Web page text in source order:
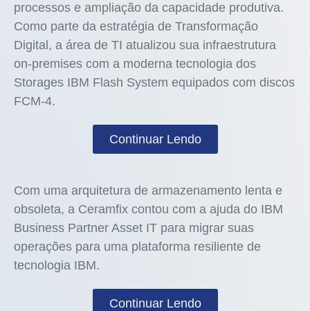
processos e ampliação da capacidade produtiva.
Como parte da estratégia de Transformação
Digital, a área de TI atualizou sua infraestrutura
on-premises com a moderna tecnologia dos
Storages IBM Flash System equipados com discos
FCM-4.
Continuar Lendo
Com uma arquitetura de armazenamento lenta e
obsoleta, a Ceramfix contou com a ajuda do IBM
Business Partner Asset IT para migrar suas
operações para uma plataforma resiliente de
tecnologia IBM.
Continuar Lendo